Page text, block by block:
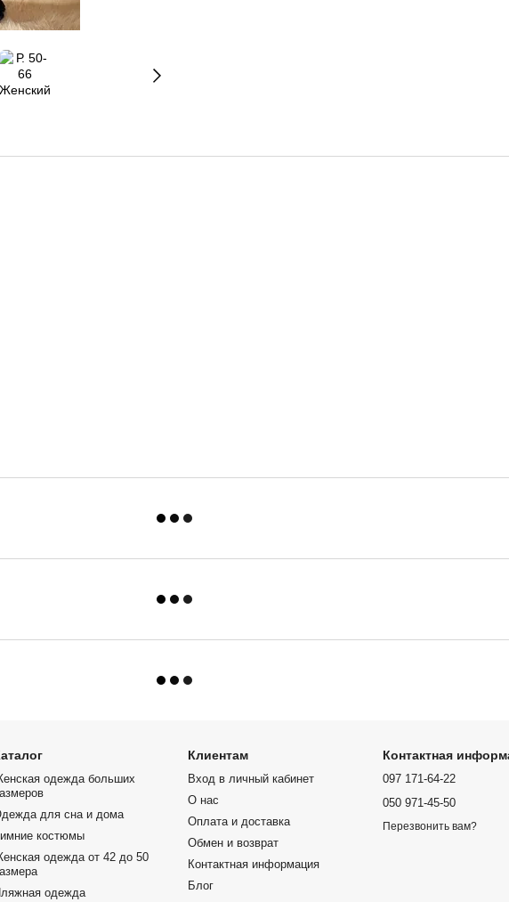
одежда больших
для сна и дома
костюмы
одежда от 42 до 50
одежда
Клиентам
Вход в личный кабинет
О нас
Оплата и доставка
Обмен и возврат
Контактная информация
Блог
Контактная
097 171-64-22
050 971-45-50
Перезвонить вам?